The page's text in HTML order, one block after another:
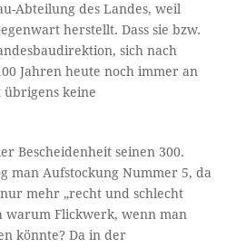
Abteilung des Landes, weil
herstellt. Dass sie bzw.
sich nach
Jahren heute noch immer an
übrigens keine
Bescheidenheit seinen 300.
man Aufstockung Nummer 5, da
mehr „recht und schlecht
warum Flickwerk, wenn man
könnte? Da in der